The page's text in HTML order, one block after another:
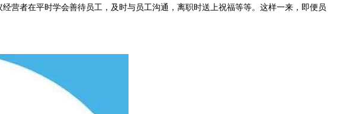
营者在平时学会善待员工，及时与员工沟通，离职时送上祝福等等。这样一来，即便员